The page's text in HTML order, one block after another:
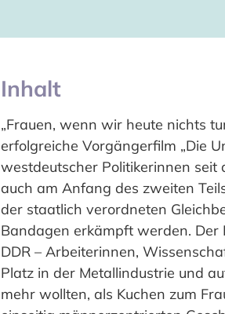
Inhalt
„Frauen, wenn wir heute nichts
erfolgreiche Vorgängerfilm „Die
westdeutscher Politikerinnen seit
auch am Anfang des zweiten
der staatlich verordneten
Bandagen erkämpft werden. Der
DDR – Arbeiterinnen,
Platz in der Metallindustrie und
mehr wollten, als Kuchen zum